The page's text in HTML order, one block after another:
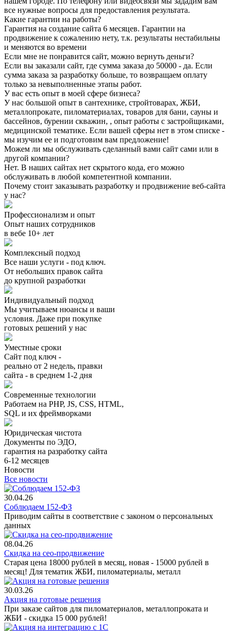
все нужные вопросы для предоставления результата.
Какие гарантии на работы?
Гарантия на создание сайта 6 месяцев. Гарантии на
продвижение к сожалению нету, т.к. результаты нестабильны
и меняются во времени
Если мне не понравится сайт, можно вернуть деньги?
Если вы заказали сайт, где сумма заказа до 50000 - да. Если
сумма заказа за разработку больше, то возвращаем оплату
только за невыполненные этапы работ.
У вас есть опыт в моей сфере бизнеса?
У нас большой опыт в сантехнике, стройтоварах, ЖБИ,
металлопрокате, пиломатериалах, товаров для бани, сауны и
бассейнов, бурении скважин, , опыт работы с застройщиками,
медицинской тематике. Если вашей сферы нет в этом списке -
мы изучим ее и подготовим вам предложение!
Можем ли мы обслуживать сделанный вами сайт сами или в
другой компании?
Нет. В наших сайтах нет скрытого кода, его можно
обслуживать в любой компетентной компании.
Почему стоит заказывать разработку и продвижение веб-сайта
у нас?
Профессионализм и опыт
Опыт наших сотрудников
в вебе 10+ лет
Комплексный подход
Все наши услуги - под ключ.
От небольших правок сайта
до крупной разработки
Индивидуальный подход
Мы учитываем нюансы и ваши
условия. Даже при покупке
готовых решений у нас
Уместные сроки
Сайт под ключ -
реально от 2 недель, правки
сайта - в среднем 1-2 дня
Современные технологии
Работаем на PHP, JS, CSS, HTML,
SQL и их фреймворками
Юридическая чистота
Документы по ЭДО,
гарантия на разработку сайта
6-12 месяцев
Новости
Все новости
30.04.26
Соблюдаем 152-ФЗ
Приводим сайты в соответствие с законом о персональных
данных
08.04.26
Скидка на сео-продвижение
Старая цена 18000 рублей в месяц, новая - 15000 рублей в
месяц! Для тематик ЖБИ, пиломатериалы, металл
30.03.26
Акция на готовые решения
При заказе сайтов для пиломатериалов, металлопроката и
ЖБИ - скидка 15 000 рублей!